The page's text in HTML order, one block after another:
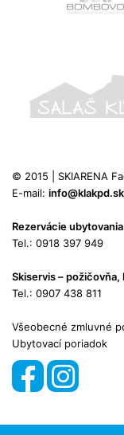
© 2015 | SKIARENA
E-mail: info@klakpd.sk
Rezervácie ubytovania
Tel.: 0918 397 949
Skiservis – požičovňa,
Tel.: 0907 438 811
Všeobecné zmluvné
Ubytovací poriadok